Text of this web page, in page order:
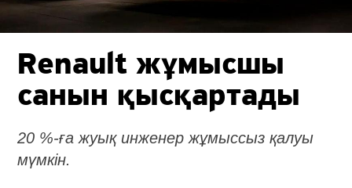
Renault жұмысшы
санын қысқартады
20 %-ға жуық инженер жұмыссыз қалуы
мүмкін.